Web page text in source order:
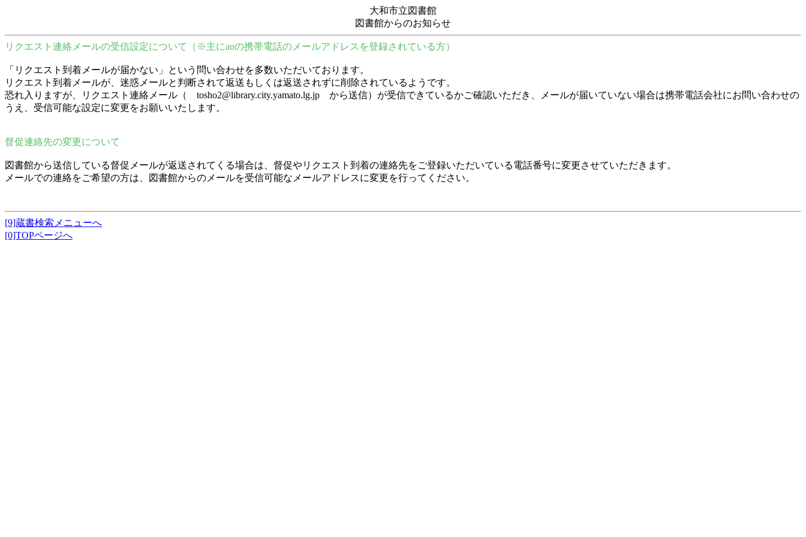
大和市立図書館
図書館からのお知らせ
リクエスト連絡メールの受信設定について（※主にauの携帯電話のメールアドレスを登録されている方）
「リクエスト到着メールが届かない」という問い合わせを多数いただいております。
リクエスト到着メールが、迷惑メールと判断されて返送もしくは返送されずに削除されているようです。
恐れ入りますが、リクエスト連絡メール（ tosho2@library.city.yamato.lg.jp から送信）が受信できているかご確認いただき、メールが届いていない場合は携帯電話会社にお問い合わせの
うえ、受信可能な設定に変更をお願いいたします。
督促連絡先の変更について
図書館から送信している督促メールが返送されてくる場合は、督促やリクエスト到着の連絡先をご登録いただいている電話番号に変更させていただきます。
メールでの連絡をご希望の方は、図書館からのメールを受信可能なメールアドレスに変更を行ってください。
[9]蔵書検索メニューへ
[0]TOPページへ